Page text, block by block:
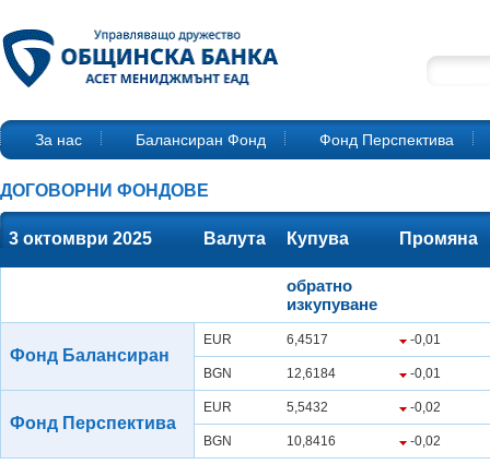
За нас Балансиран Фонд Фонд Перспектива
ДОГОВОРНИ ФОНДОВЕ
3 октомври 2025 Валута Купува Промяна
обратно
изкупуване
Фонд Балансиран
EUR 6,4517 -0,01
BGN 12,6184 -0,01
Фонд Перспектива
EUR 5,5432 -0,02
BGN 10,8416 -0,02